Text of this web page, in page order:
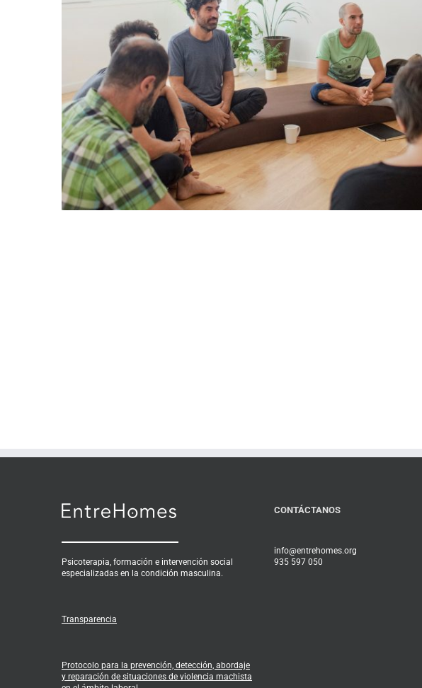
Psicoterapia, formación e intervención social
especializadas en la condición masculina.
Transparencia
Protocolo para la prevención, detección, abordaje
y reparación de situaciones de violencia machista
CONTÁCTANOS
info@entrehomes.org
935 597 050